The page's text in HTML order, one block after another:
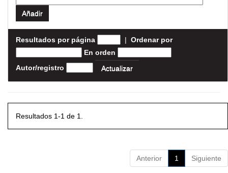
Resultados por página | Ordenar por
En orden
Autor/registro
Resultados 1-1 de 1.
Anterior 1 Siguiente